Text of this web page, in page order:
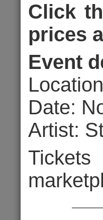
Click
prices
Event
Date:
Artist: